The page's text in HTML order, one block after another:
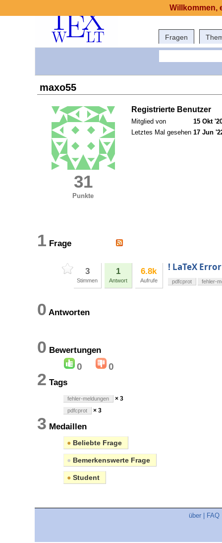
Fragen
maxo55
31
Punkte
Registrierte Benutzer
Mitglied von
15 Okt
Letztes Mal gesehen 17 Jun
1 Frage
3
Stimmen
1
Antwort
6.8k
Aufrufe
! LaTeX
pdfcprot fehler-
0 Antworten
0 Bewertungen
0 0
2 Tags
fehler-meldungen × 3
pdfcprot × 3
3 Medaillen
● Beliebte Frage
● Bemerkenswerte Frage
● Student
über FAQ
Willkommen,